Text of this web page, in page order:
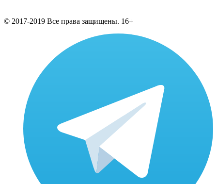
© 2017-2019 Все права защищены. 16+